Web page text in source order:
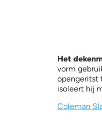
Het
vorm
opengeritst
isoleert hij
Coleman